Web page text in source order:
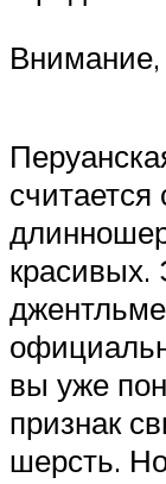
красивых.
вы уже
признак
шерсть.